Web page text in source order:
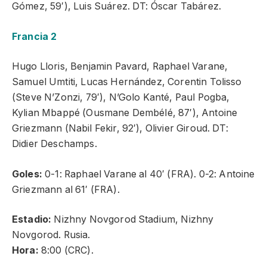
Gómez, 59′), Luis Suárez. DT: Óscar Tabárez.
Francia 2
Hugo Lloris, Benjamin Pavard, Raphael Varane,
Samuel Umtiti, Lucas Hernández, Corentin Tolisso
(Steve N’Zonzi, 79′), N’Golo Kanté, Paul Pogba,
Kylian Mbappé (Ousmane Dembélé, 87′), Antoine
Griezmann (Nabil Fekir, 92′), Olivier Giroud. DT:
Didier Deschamps.
Goles:0-1: Raphael Varane al 40′ (FRA). 0-2: Antoine
Griezmann al 61′ (FRA).
Estadio: Nizhny Novgorod Stadium, Nizhny
Novgorod. Rusia.
Hora: 8:00 (CRC).